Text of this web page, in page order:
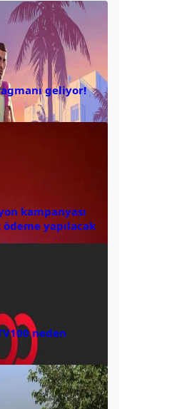
geliyor!
kampanyası
ödeme yapılacak
neden